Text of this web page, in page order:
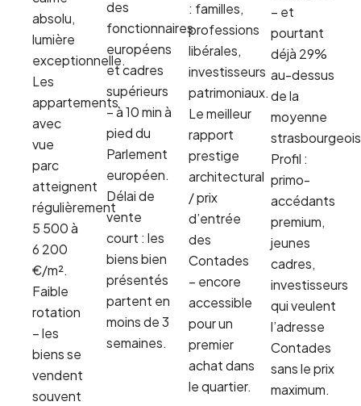
absolu,
lumière
exceptionnelle.
Les
appartements
avec
vue
parc
atteignent
régulièrement
5 500 à
6 200
€/m².
Faible
rotation
– les
biens se
vendent
souvent
des
fonctionnaires
européens
et cadres
supérieurs
– à 10 min à
pied du
Parlement
européen.
Délai de
vente
court : les
biens bien
présentés
partent en
moins de 3
semaines.
: familles,
professions
libérales,
investisseurs
patrimoniaux.
Le meilleur
rapport
prestige
architectural
/ prix
d’entrée
des
Contades
– encore
accessible
pour un
premier
achat dans
le quartier.
– et
pourtant
déjà 29%
au-dessus
de la
moyenne
Profil :
primo-
accédants
premium,
jeunes
cadres,
investisseurs
qui veulent
l’adresse
Contades
sans le prix
maximum.